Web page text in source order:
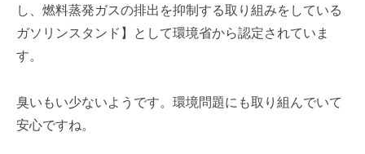
し、燃料蒸発ガスの排出を抑制する取り組みをしている
ガソリンスタンド】として環境省から認定されていま
す。
臭いもい少ないようです。環境問題にも取り組んでいて
安心ですね。